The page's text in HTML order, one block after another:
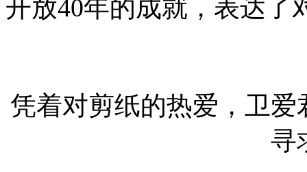
开放40年的成就，表达了
凭着对剪纸的热爱，卫
寻